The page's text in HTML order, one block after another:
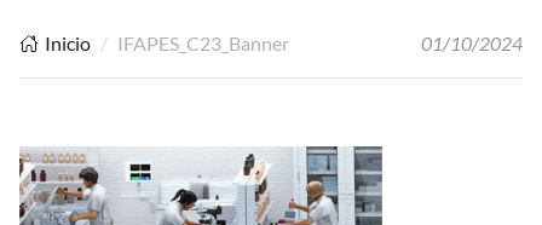
Inicio IFAPES_C23_Banner 01/10/2024